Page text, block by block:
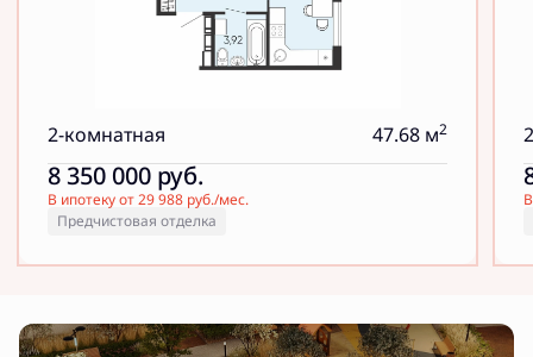
2-комнатная 47.68 м2
8 350 000 руб.
В ипотеку от 29 988 руб./мес.
Предчистовая отделка